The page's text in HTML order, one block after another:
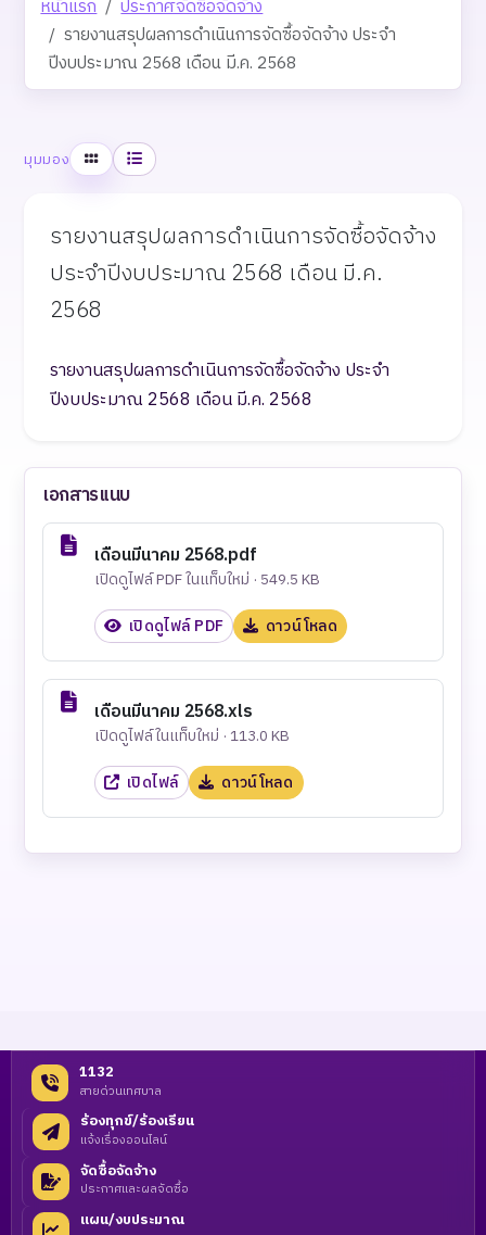
หน้าแรก
ประกาศจัดซื้อจัดจ้าง
รายงานสรุปผลการดำเนินการจัดซื้อจัดจ้าง ประจำ
ปีงบประมาณ 2568 เดือน มี.ค. 2568
มุมมอง ตารางรายการ
รายงานสรุปผลการดำเนินการจัดซื้อจัดจ้าง
ประจำปีงบประมาณ 2568 เดือน มี.ค.
2568
รายงานสรุปผลการดำเนินการจัดซื้อจัดจ้าง ประจำ
ปีงบประมาณ 2568 เดือน มี.ค. 2568
เอกสารแนบ
เดือนมีนาคม 2568.pdf
เปิดดูไฟล์ PDF ในแท็บใหม่ · 549.5 KB
เปิดดูไฟล์ PDF ดาวน์โหลด
เดือนมีนาคม 2568.xls
เปิดดูไฟล์ในแท็บใหม่ · 113.0 KB
เปิดไฟล์ ดาวน์โหลด
1132
สายด่วนเทศบาล
ร้องทุกข์/ร้องเรียน
แจ้งเรื่องออนไลน์
จัดซื้อจัดจ้าง
ประกาศและผลจัดซื้อ
แผน/งบประมาณ